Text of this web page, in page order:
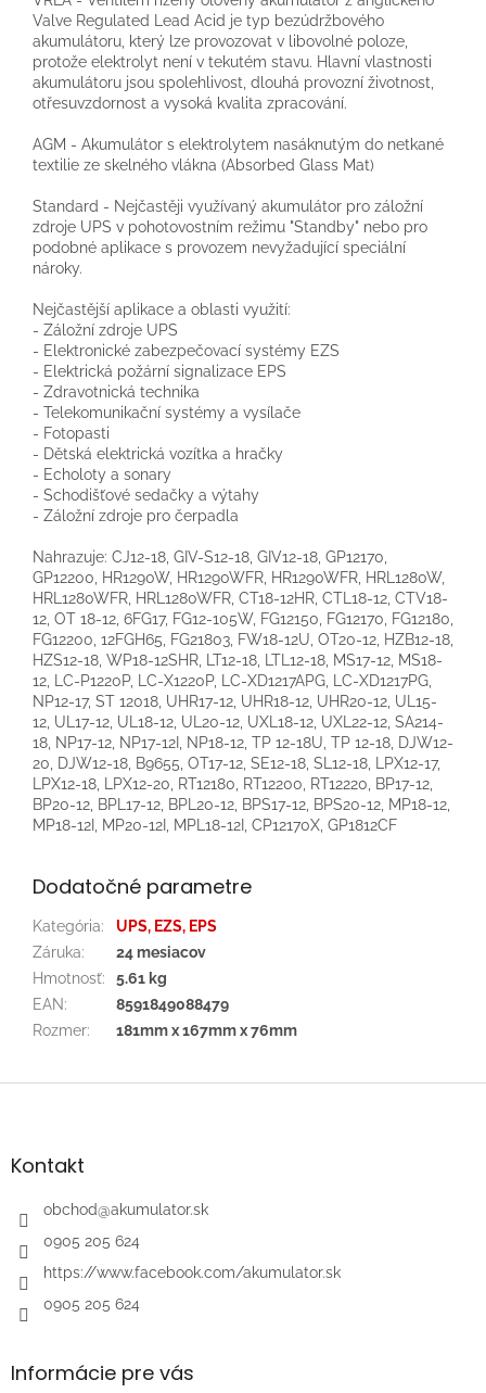
Valve Regulated Lead Acid je typ bezúdržbového
akumulátoru, který lze provozovat v libovolné poloze,
protože elektrolyt není v tekutém stavu. Hlavní vlastnosti
akumulátoru jsou spolehlivost, dlouhá provozní životnost,
otřesuvzdornost a vysoká kvalita zpracování.
AGM - Akumulátor s elektrolytem nasáknutým do netkané
textilie ze skelného vlákna (Absorbed Glass Mat)
Standard - Nejčastěji využívaný akumulátor pro záložní
zdroje UPS v pohotovostním režimu "Standby" nebo pro
podobné aplikace s provozem nevyžadující speciální
nároky.
Nejčastější aplikace a oblasti využití:
- Záložní zdroje UPS
- Elektronické zabezpečovací systémy EZS
- Elektrická požární signalizace EPS
- Zdravotnická technika
- Telekomunikační systémy a vysílače
- Fotopasti
- Dětská elektrická vozítka a hračky
- Echoloty a sonary
- Schodišťové sedačky a výtahy
- Záložní zdroje pro čerpadla
Nahrazuje: CJ12-18, GIV-S12-18, GIV12-18, GP12170,
GP12200, HR1290W, HR1290WFR, HR1290WFR, HRL1280W,
HRL1280WFR, HRL1280WFR, CT18-12HR, CTL18-12, CTV18-
12, OT 18-12, 6FG17, FG12-105W, FG12150, FG12170, FG12180,
FG12200, 12FGH65, FG21803, FW18-12U, OT20-12, HZB12-18,
HZS12-18, WP18-12SHR, LT12-18, LTL12-18, MS17-12, MS18-
12, LC-P1220P, LC-X1220P, LC-XD1217APG, LC-XD1217PG,
NP12-17, ST 12018, UHR17-12, UHR18-12, UHR20-12, UL15-
12, UL17-12, UL18-12, UL20-12, UXL18-12, UXL22-12, SA214-
18, NP17-12, NP17-12I, NP18-12, TP 12-18U, TP 12-18, DJW12-
20, DJW12-18, B9655, OT17-12, SE12-18, SL12-18, LPX12-17,
LPX12-18, LPX12-20, RT12180, RT12200, RT12220, BP17-12,
BP20-12, BPL17-12, BPL20-12, BPS17-12, BPS20-12, MP18-12,
MP18-12I, MP20-12I, MPL18-12I, CP12170X, GP1812CF
Dodatočné parametre
Kategória:
UPS, EZS, EPS
Záruka:
24 mesiacov
Hmotnosť:
5.61 kg
EAN:
8591849088479
Rozmer: 181mm x 167mm x 76mm
Z
äKontakt
obchod@akumulator.sk
0905 205 624
https://www.facebook.com/akumulator.sk
0905 205 624
Informácie pre vás